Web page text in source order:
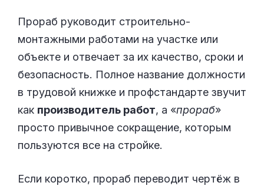
Прораб руководит строительно-
монтажными работами на участке или
объекте и отвечает за их качество, сроки и
безопасность. Полное название должности
в трудовой книжке и профстандарте звучит
как производитель работ, а «прораб»
просто привычное сокращение, которым
пользуются все на стройке.
Если коротко, прораб переводит чертёж в